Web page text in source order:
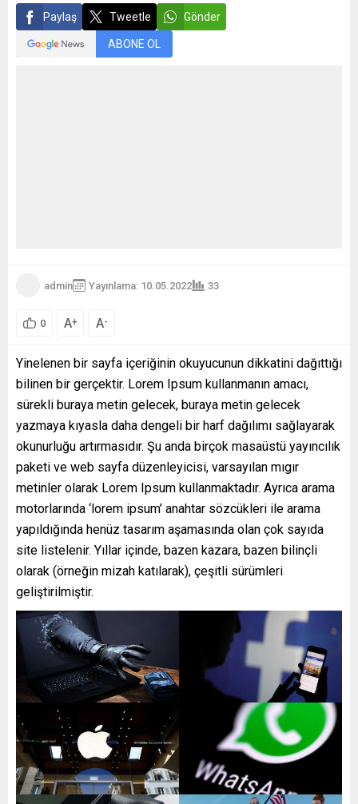
Paylaş Tweetle Gönder
ABONE OL
admin Yayınlama: 10.05.2022 33
0 A+ A-
Yinelenen bir sayfa içeriğinin okuyucunun dikkatini dağıttığı
bilinen bir gerçektir. Lorem Ipsum kullanmanın amacı,
sürekli buraya metin gelecek, buraya metin gelecek
yazmaya kıyasla daha dengeli bir harf dağılımı sağlayarak
okunurluğu artırmasıdır. Şu anda birçok masaüstü yayıncılık
paketi ve web sayfa düzenleyicisi, varsayılan mıgır
metinler olarak Lorem Ipsum kullanmaktadır. Ayrıca arama
motorlarında ‘lorem ipsum’ anahtar sözcükleri ile arama
yapıldığında henüz tasarım aşamasında olan çok sayıda
site listelenir. Yıllar içinde, bazen kazara, bazen bilinçli
olarak (örneğin mizah katılarak), çeşitli sürümleri
geliştirilmiştir.